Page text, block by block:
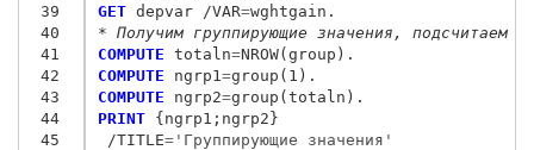
39
40
41
42
43
44
45
GET depvar /VAR=
* Получим группирующие значения, подсчитаем
COMPUTE totaln=
COMPUTE ngrp1 =
COMPUTE ngrp2=
PRINT {ngrp1;ngrp2}
/TITLE='Группирующие значения'